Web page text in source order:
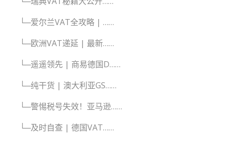
└─爱尔兰VAT全攻略 | ……
└─欧洲VAT递延 | 最新……
└─遥遥领先 | 商易德国D……
└─纯干货 | 澳大利亚GS……
└─警惕税号失效！亚马逊……
└─及时自查 | 德国VAT……